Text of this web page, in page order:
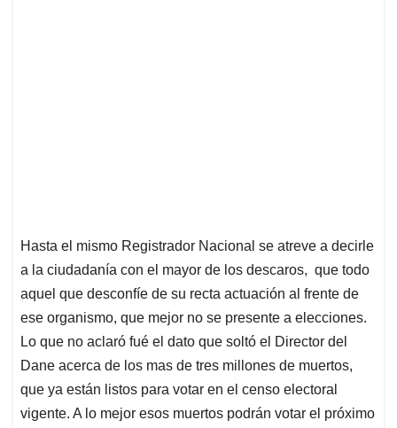
Hasta el mismo Registrador Nacional se atreve a decirle
a la ciudadanía con el mayor de los descaros, que todo
aquel que desconfíe de su recta actuación al frente de
ese organismo, que mejor no se presente a elecciones.
Lo que no aclaró fué el dato que soltó el Director del
Dane acerca de los mas de tres millones de muertos,
que ya están listos para votar en el censo electoral
vigente. A lo mejor esos muertos podrán votar el próximo